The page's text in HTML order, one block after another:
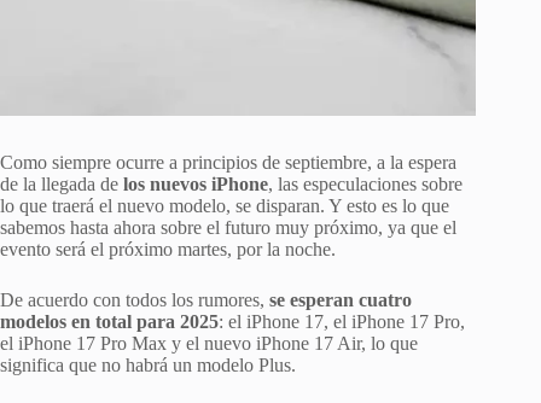
Como siempre ocurre a principios de septiembre, a la espera
de la llegada de los nuevos iPhone, las especulaciones sobre
lo que traerá el nuevo modelo, se disparan. Y esto es lo que
sabemos hasta ahora sobre el futuro muy próximo, ya que el
evento será el próximo martes, por la noche.
De acuerdo con todos los rumores, se esperan cuatro
modelos en total para 2025: el iPhone 17, el iPhone 17 Pro,
el iPhone 17 Pro Max y el nuevo iPhone 17 Air, lo que
significa que no habrá un modelo Plus.